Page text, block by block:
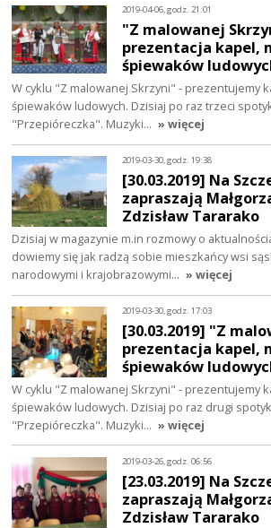
2019-04-06, godz. 21:01
"Z malowanej
prezentacja kapel,
śpiewaków
W cyklu "Z malowanej Skrzyni" - prezentujemy
śpiewaków ludowych. Dzisiaj po raz trzeci
"Przepióreczka". Muzyki… » więcej
2019-03-30, godz. 19:38
[30.03.2019] Na
zapraszają
Zdzisław Tararako
Dzisiaj w magazynie m.in rozmowy o
dowiemy się jak radzą sobie mieszkańcy wsi
narodowymi i krajobrazowymi… » więcej
2019-03-30, godz. 17:03
[30.03.2019] "Z
prezentacja kapel,
śpiewaków
W cyklu "Z malowanej Skrzyni" - prezentujemy
śpiewaków ludowych. Dzisiaj po raz drugi
"Przepióreczka". Muzyki… » więcej
2019-03-26, godz. 06:56
[23.03.2019] Na
zapraszają
Zdzisław Tararako